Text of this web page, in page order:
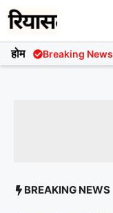
Skip
to
content
होम Breaking News
BREAKING NEWS